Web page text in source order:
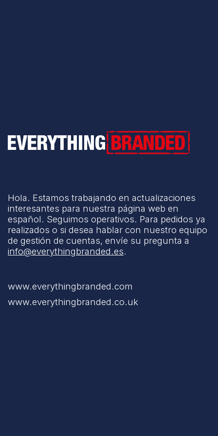
Everything Branded
Hola. Estamos trabajando en actualizaciones
interesantes para nuestra página web en
español. Seguimos operativos. Para pedidos ya
realizados o si desea hablar con nuestro equipo
de gestión de cuentas, envíe su pregunta a
info@everythingbranded.es.
www.everythingbranded.com
www.everythingbranded.co.uk